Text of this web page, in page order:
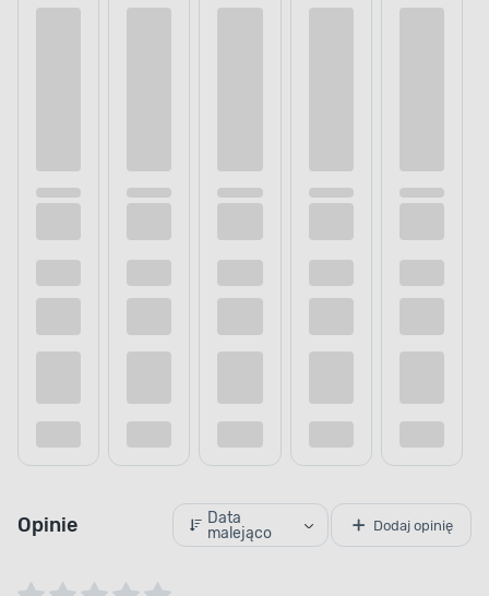
Opinie
Data
malejąco
Dodaj opinię